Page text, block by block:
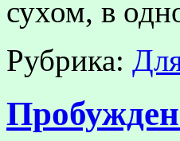
сухом, в
Рубрика: